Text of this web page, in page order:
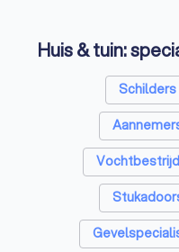
Huis & tuin:
Schilders